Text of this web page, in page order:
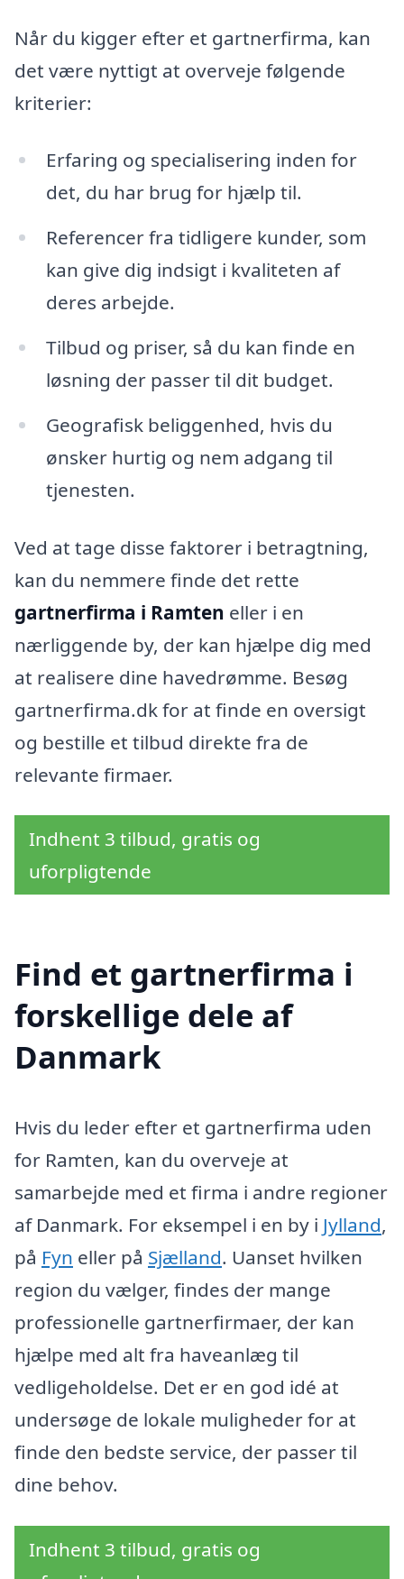
Når du kigger efter et gartnerfirma, kan
det være nyttigt at overveje følgende
kriterier:
Erfaring og specialisering inden for
det, du har brug for hjælp til.
Referencer fra tidligere kunder, som
kan give dig indsigt i kvaliteten af
deres arbejde.
Tilbud og priser, så du kan finde en
løsning der passer til dit budget.
Geografisk beliggenhed, hvis du
ønsker hurtig og nem adgang til
tjenesten.
Ved at tage disse faktorer i betragtning,
kan du nemmere finde det rette
gartnerfirma i Ramten eller i en
nærliggende by, der kan hjælpe dig med
at realisere dine havedrømme. Besøg
gartnerfirma.dk for at finde en oversigt
og bestille et tilbud direkte fra de
relevante firmaer.
Indhent 3 tilbud, gratis og
uforpligtende
Find et gartnerfirma i
forskellige dele af
Danmark
Hvis du leder efter et gartnerfirma uden
for Ramten, kan du overveje at
samarbejde med et firma i andre regioner
af Danmark. For eksempel i en by i Jylland,
på Fyn eller på Sjælland. Uanset hvilken
region du vælger, findes der mange
professionelle gartnerfirmaer, der kan
hjælpe med alt fra haveanlæg til
vedligeholdelse. Det er en god idé at
undersøge de lokale muligheder for at
finde den bedste service, der passer til
dine behov.
Indhent 3 tilbud, gratis og